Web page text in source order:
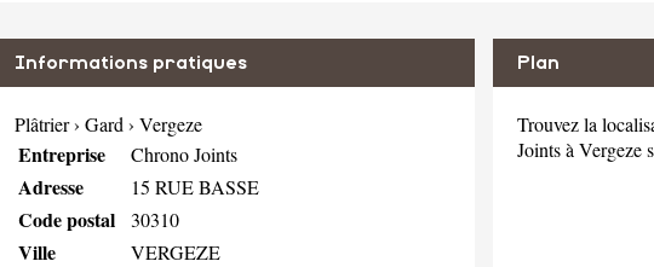
Informations pratiques
Plâtrier› Gard › Vergeze
Entreprise Chrono Joints
Adresse 15 RUE BASSE
Code postal 30310
Ville VERGEZE
Plan
Trouvez la
Joints à Vergeze